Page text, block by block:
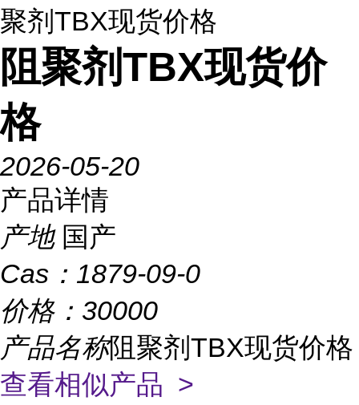
聚剂TBX现货价格
阻聚剂TBX现货价
格
2026-05-20
产品详情
产地 国产
Cas： 1879-09-0
价格： 30000
产品名称阻聚剂TBX现货价格
查看相似产品 >